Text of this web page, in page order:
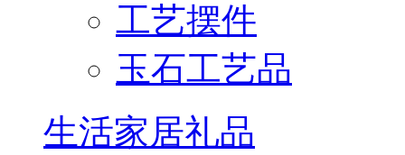
工艺摆件
玉石工艺品
生活家居礼品